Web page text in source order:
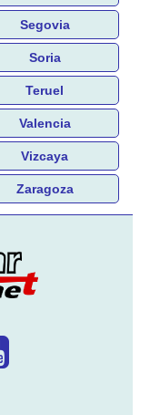
Segovia
Soria
Teruel
Valencia
Vizcaya
Zaragoza